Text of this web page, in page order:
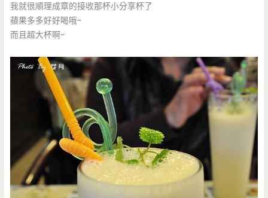
我就很順理成章的接收那杯小分享杯了
蘋果多多好好喝哦~
而且超大杯啊~